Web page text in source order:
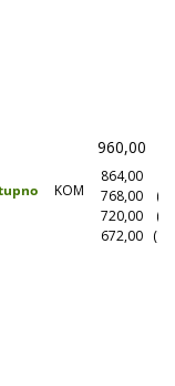
KOM
960,00
864,00
768,00
720,00
672,00